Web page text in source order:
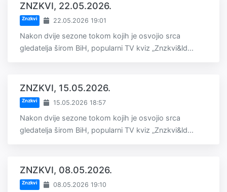
ZNZKVI, 22.05.2026.
Znzkvi 22.05.2026 19:01
Nakon dvije sezone tokom kojih je osvojio srca
gledatelja širom BiH, popularni TV kviz „Znzkvi&ld...
ZNZKVI, 15.05.2026.
Znzkvi 15.05.2026 18:57
Nakon dvije sezone tokom kojih je osvojio srca
gledatelja širom BiH, popularni TV kviz „Znzkvi&ld...
ZNZKVI, 08.05.2026.
Znzkvi 08.05.2026 19:10